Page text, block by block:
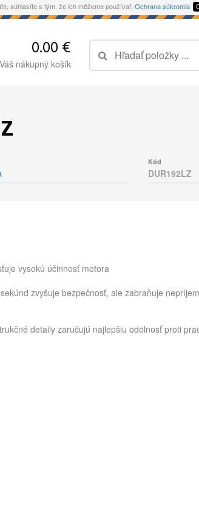
súhlasíte s tým, že ich môžeme používať. Ochrana súkromia
0.00 €
Váš nákupný košík
Kód
DUR192LZ
vysokú účinnosť motora
zvyšuje bezpečnosť, ale zabraňuje
detaily zaručujú najlepšiu odolnosť proti